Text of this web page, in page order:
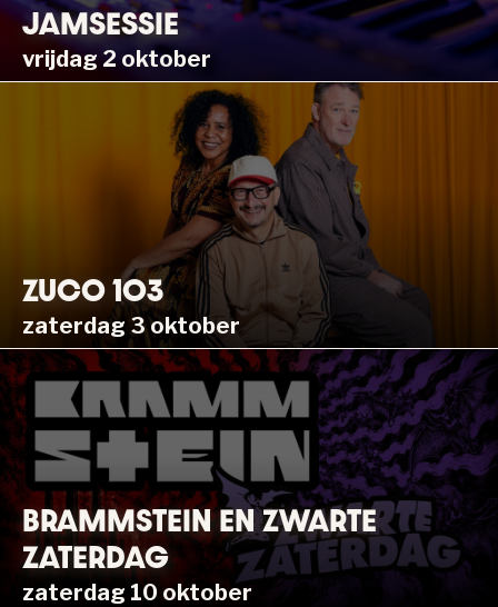
JAMSESSIE
vrijdag 2 oktober
ZUCO 103
zaterdag 3 oktober
BRAMMSTEIN EN ZWARTE
ZATERDAG
zaterdag 10 oktober